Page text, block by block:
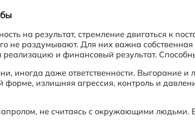
на результат, стремление двигаться к
не раздумывают. Для них важна
и финансовый результат.
иногда даже ответственности. Выгорание и
форме, излишняя агрессия, контроль и
не считаясь с окружающими